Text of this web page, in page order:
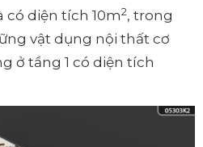
có diện tích 10m2, trong
vật dụng nội thất cơ
ở tầng 1 có diện tích